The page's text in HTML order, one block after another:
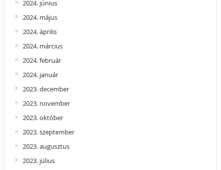
2024. június
2024. május
2024. április
2024. március
2024. február
2024. január
2023. december
2023. november
2023. október
2023. szeptember
2023. augusztus
2023. július